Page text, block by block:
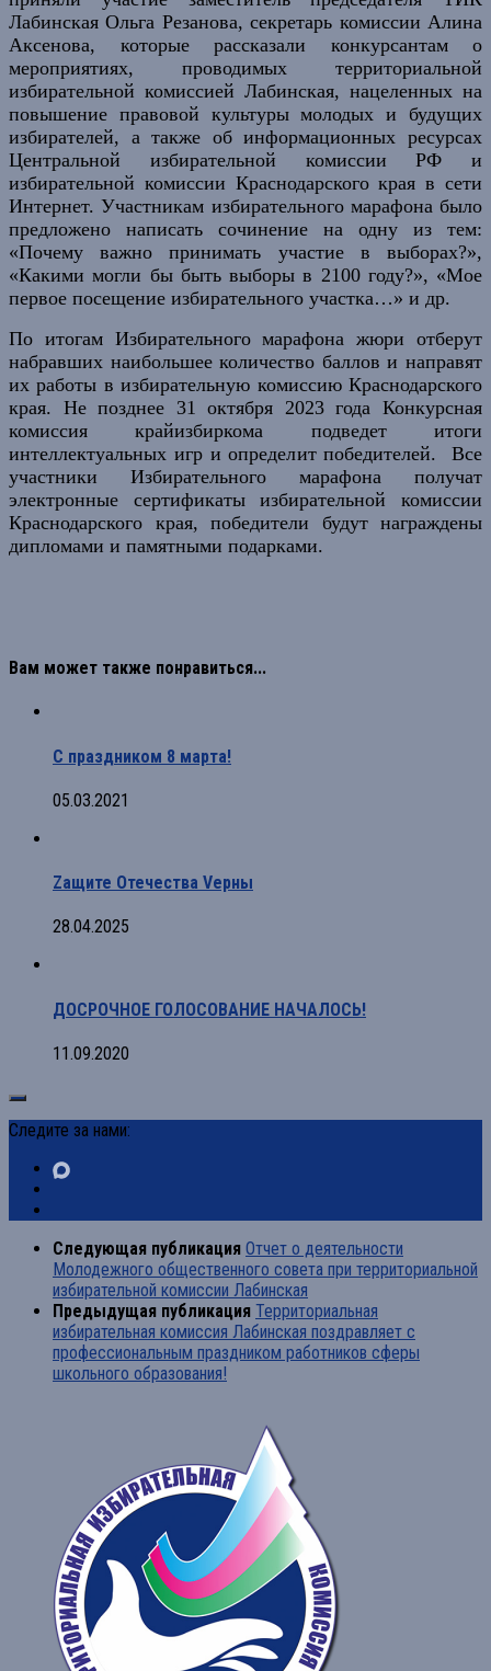
Лабинская Ольга Резанова, секретарь комиссии Алина
Аксенова, которые рассказали конкурсантам о
мероприятиях, проводимых территориальной
избирательной комиссией Лабинская, нацеленных на
повышение правовой культуры молодых и будущих
избирателей, а также об информационных ресурсах
Центральной избирательной комиссии РФ и
избирательной комиссии Краснодарского края в сети
Интернет. Участникам избирательного марафона было
предложено написать сочинение на одну из тем:
«Почему важно принимать участие в выборах?»,
«Какими могли бы быть выборы в 2100 году?», «Мое
первое посещение избирательного участка…» и др.
По итогам Избирательного марафонажюри отберут
набравших наибольшее количество баллов и направят
их работы в избирательную комиссию Краснодарского
края. Не позднее 31 октября 2023 года Конкурсная
комиссия крайизбиркома подведет итоги
интеллектуальных игр и определит победителей. Все
участники Избирательного марафона получат
электронные сертификаты избирательной комиссии
Краснодарского края, победители будут награждены
дипломами и памятными подарками.
Вам может также понравиться...
С праздником 8 марта!
05.03.2021
Zащите Отечества Vерны
28.04.2025
ДОСРОЧНОЕ ГОЛОСОВАНИЕ НАЧАЛОСЬ!
11.09.2020
Следите за нами:
Следующая публикация Отчет о деятельности
Молодежного общественного совета при территориальной
избирательной комиссии Лабинская
Предыдущая публикация Территориальная
избирательная комиссия Лабинская поздравляет с
профессиональным праздником работников сферы
школьного образования!